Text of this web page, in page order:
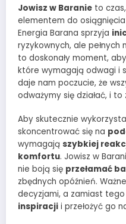
Jowisz w Baranie to
elementem do
Energia Barana sprzyja
ryzykownych, ale pełnych
to doskonały moment, aby
które wymagają odwagi i
daje nam poczucie, że
odważymy się działać, i
Aby skutecznie
skoncentrować się na
wymagają szybkiej
komfortu. Jowisz w
nie boją się przełamać
zbędnych opóźnień.
decyzjami, a zamiast
inspiracji i przełożyć go